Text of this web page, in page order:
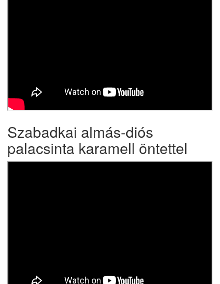
Szabadkai almás-diós
palacsinta karamell öntettel